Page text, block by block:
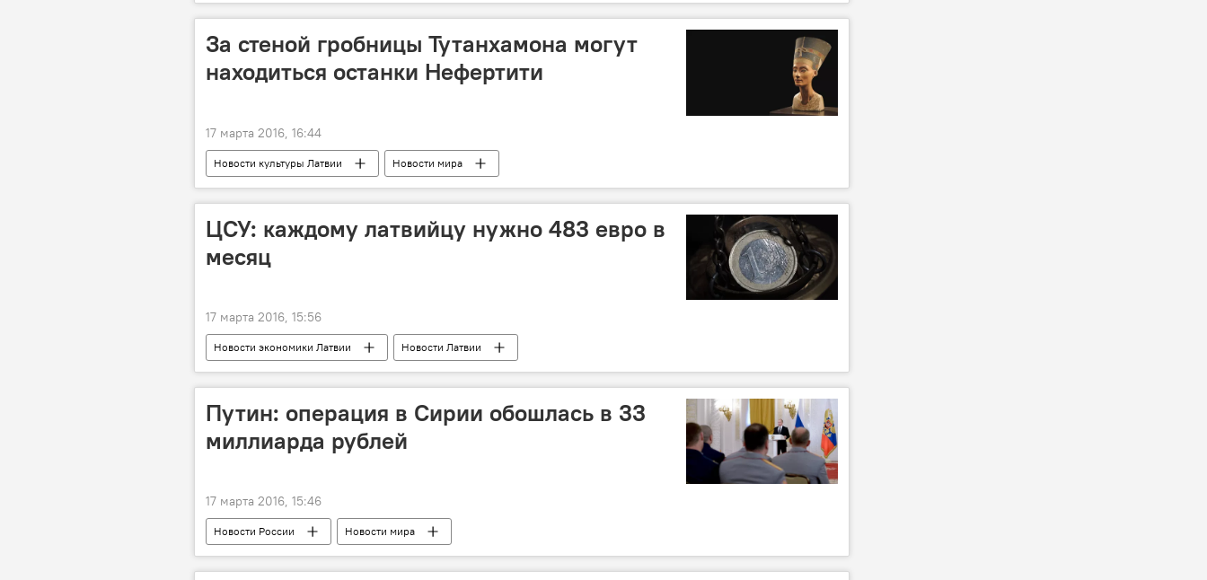
За стеной гробницы Тутанхамона могут
находиться останки Нефертити
17 марта 2016, 16:44
Новости культуры Латвии Новости мира
ЦСУ: каждому латвийцу нужно 483 евро в
месяц
17 марта 2016, 15:56
Новости экономики Латвии Новости Латвии
Путин: операция в Сирии обошлась в 33
миллиарда рублей
17 марта 2016, 15:46
Новости России Новости мира